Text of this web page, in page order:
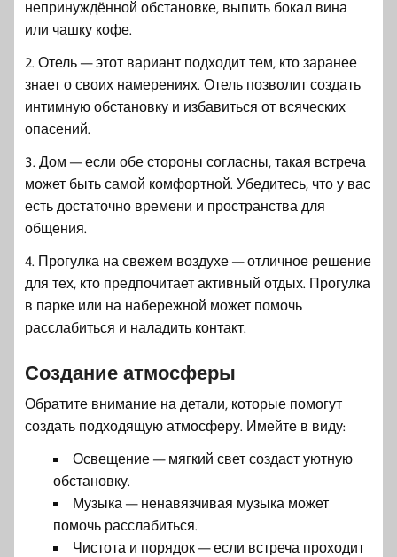
непринуждённой обстановке, выпить бокал вина
или чашку кофе.
2. Отель — этот вариант подходит тем, кто заранее
знает о своих намерениях. Отель позволит создать
интимную обстановку и избавиться от всяческих
опасений.
3. Дом — если обе стороны согласны, такая встреча
может быть самой комфортной. Убедитесь, что у вас
есть достаточно времени и пространства для
общения.
4. Прогулка на свежем воздухе — отличное решение
для тех, кто предпочитает активный отдых. Прогулка
в парке или на набережной может помочь
расслабиться и наладить контакт.
Создание атмосферы
Обратите внимание на детали, которые помогут
создать подходящую атмосферу. Имейте в виду:
Освещение — мягкий свет создаст уютную
обстановку.
Музыка — ненавязчивая музыка может
помочь расслабиться.
Чистота и порядок — если встреча проходит